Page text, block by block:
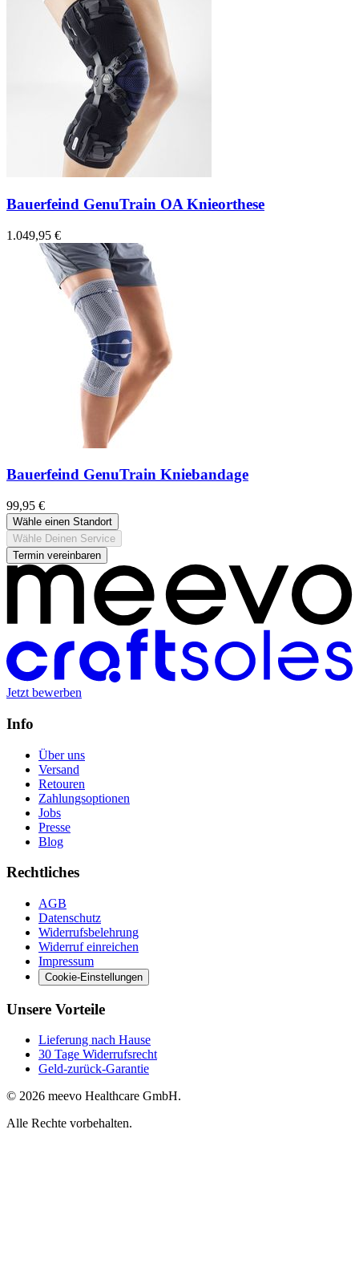
Bauerfeind GenuTrain OA Knieorthese
1.049,95 €
Bauerfeind GenuTrain Kniebandage
99,95 €
Wähle einen Standort
Wähle Deinen Service
Termin vereinbaren
Jetzt bewerben
Info
Über uns
Versand
Retouren
Zahlungsoptionen
Jobs
Presse
Blog
Rechtliches
AGB
Datenschutz
Widerrufsbelehrung
Widerruf einreichen
Impressum
Cookie-Einstellungen
Unsere Vorteile
Lieferung nach Hause
30 Tage Widerrufsrecht
Geld-zurück-Garantie
© 2026 meevo Healthcare GmbH.
Alle Rechte vorbehalten.